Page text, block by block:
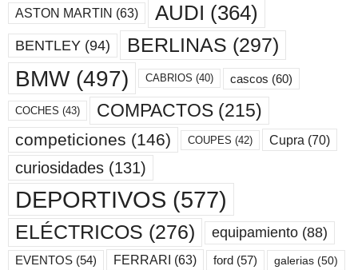
ASTON MARTIN (63) AUDI (364)
BENTLEY (94) BERLINAS (297)
BMW(497) CABRIOS (40) cascos (60)
COCHES (43) COMPACTOS (215)
competiciones (146) COUPES (42) Cupra (70)
curiosidades (131)
DEPORTIVOS (577)
ELÉCTRICOS (276) equipamiento (88)
EVENTOS (54) FERRARI (63) ford (57) galerias (50)